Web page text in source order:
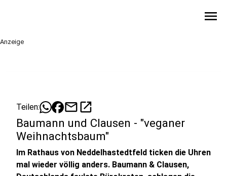
menu
Anzeige
Teilen: mailopen_in_new
Baumann und Clausen - "veganer
Weihnachtsbaum"
Im Rathaus von Neddelhastedtfeld ticken die Uhren
mal wieder völlig anders. Baumann & Clausen,